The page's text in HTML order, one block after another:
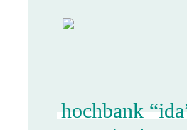
hochbank